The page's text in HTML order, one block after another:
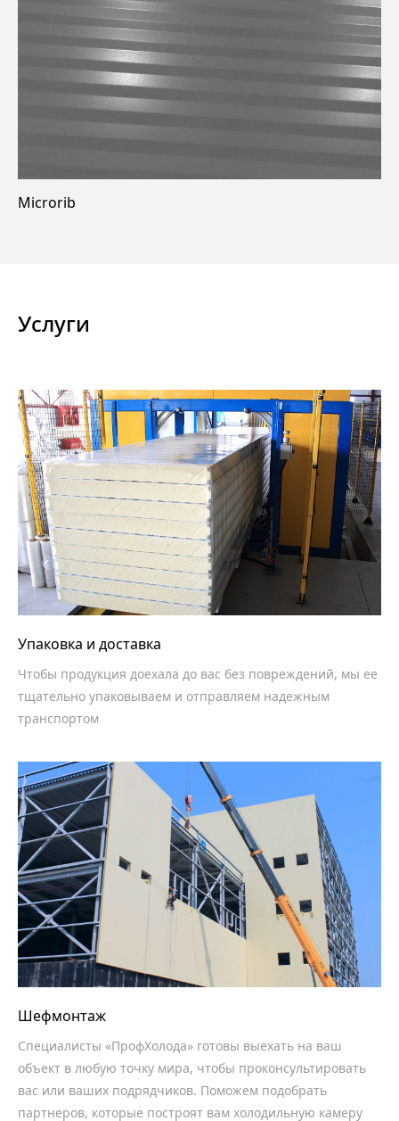
Microrib
Услуги
Упаковка и доставка
Чтобы продукция доехала до вас без повреждений, мы ее
тщательно упаковываем и отправляем надежным
транспортом
Шефмонтаж
Специалисты «ПрофХолода» готовы выехать на ваш
объект в любую точку мира, чтобы проконсультировать
вас или ваших подрядчиков. Поможем подобрать
партнеров, которые построят вам холодильную камеру